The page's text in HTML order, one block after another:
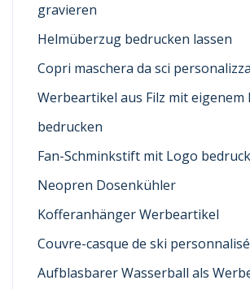
gravieren
Helmüberzug bedrucken lassen
Copri maschera da sci
Werbeartikel aus Filz mit eigenem
bedrucken
Fan-Schminkstift mit Logo
Neopren Dosenkühler
Kofferanhänger Werbeartikel
Couvre-casque de ski personnalisé
Aufblasbarer Wasserball als